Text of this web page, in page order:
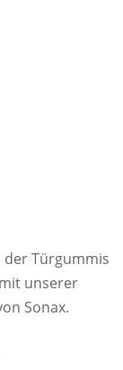
der Türgummis
unserer
Sonax.